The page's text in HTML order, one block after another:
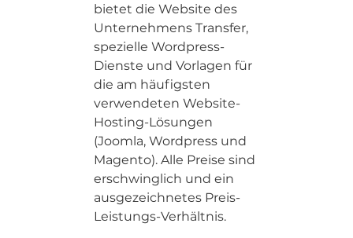
bietet die Website des
Unternehmens Transfer,
spezielle Wordpress-
Dienste und Vorlagen für
die am häufigsten
verwendeten Website-
Hosting-Lösungen
(Joomla, Wordpress und
Magento). Alle Preise sind
erschwinglich und ein
ausgezeichnetes Preis-
Leistungs-Verhältnis.